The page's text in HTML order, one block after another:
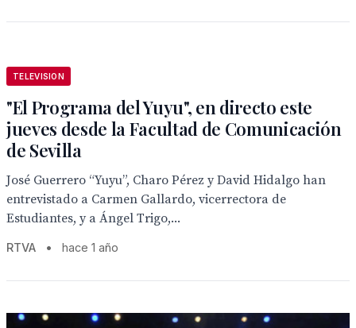
TELEVISION
"El Programa del Yuyu", en directo este
jueves desde la Facultad de Comunicación
de Sevilla
José Guerrero “Yuyu”, Charo Pérez y David Hidalgo han
entrevistado a Carmen Gallardo, vicerrectora de
Estudiantes, y a Ángel Trigo,...
RTVA • hace 1 año